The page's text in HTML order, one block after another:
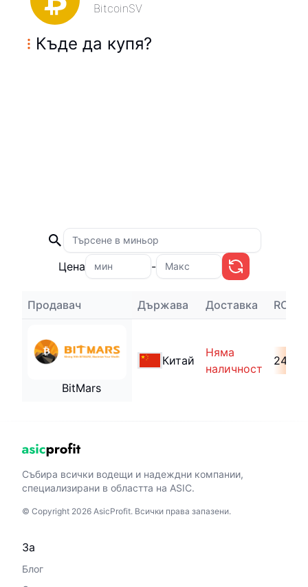
BitcoinSV
Къде да купя?
Цена -
Продавач Държава Доставка ROI
BitMars
Китай
Няма
наличност
246
Събира всички водещи и надеждни компании,
специализирани в областта на ASIC.
© Copyright 2026 AsicProfit. Всички права запазени.
За
Блог